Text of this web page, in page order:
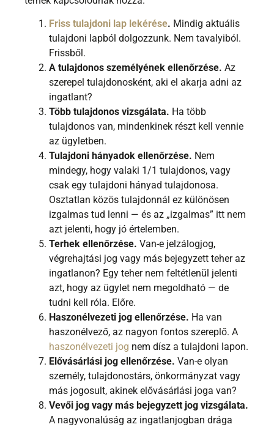
Friss tulajdoni lap lekérése. Mindig aktuális
tulajdoni lapból dolgozzunk. Nem tavalyiból.
Frissből.
A tulajdonos személyének ellenőrzése. Az
szerepel tulajdonosként, aki el akarja adni az
ingatlant?
Több tulajdonos vizsgálata. Ha több
tulajdonos van, mindenkinek részt kell vennie
az ügyletben.
Tulajdoni hányadok ellenőrzése. Nem
mindegy, hogy valaki 1/1 tulajdonos, vagy
csak egy tulajdoni hányad tulajdonosa.
Osztatlan közös tulajdonnál ez különösen
izgalmas tud lenni — és az „izgalmas” itt nem
azt jelenti, hogy jó értelemben.
Terhek ellenőrzése. Van-e jelzálogjog,
végrehajtási jog vagy más bejegyzett teher az
ingatlanon? Egy teher nem feltétlenül jelenti
azt, hogy az ügylet nem megoldható — de
tudni kell róla. Előre.
Haszonélvezeti jog ellenőrzése. Ha van
haszonélvező, az nagyon fontos szereplő. A
haszonélvezeti jog nem dísz a tulajdoni lapon.
Elővásárlási jog ellenőrzése. Van-e olyan
személy, tulajdonostárs, önkormányzat vagy
más jogosult, akinek elővásárlási joga van?
Vevői jog vagy más bejegyzett jog vizsgálata.
A nagyvonalúság az ingatlanjogban drága